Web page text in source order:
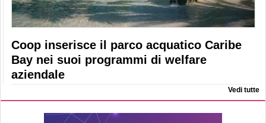
Coop inserisce il parco acquatico Caribe
Bay nei suoi programmi di welfare
aziendale
Vedi tutte